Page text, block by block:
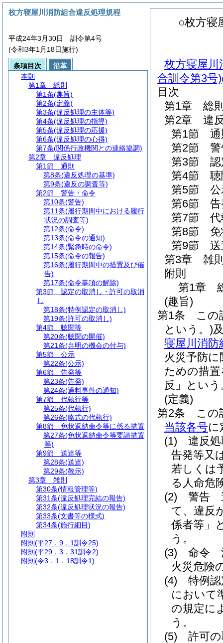
○枚方寝
枚方寝屋川
合訓令第3号)
目次
第1章
総
第2章
違
第1節
第2節
第3節
第4節
第5節
第6節
第7節
第8節
第9節
第3章
雑
附則
第1章
(趣旨)
第1条
この
という。)
寝屋川消防
火災予防
ための措
反」という
(定義)
第2条
この
当該各号に
(1)
違反
告発等又
若しくは
る人命危
(2)
警告
て、違反
係者等」
う。
(3)
命令
火災危険
(4)
特例
において
の規定に
う。
(5)
許可
枚方寝屋川消防組合違反処理規程
平成24年3月30日 訓令第4号
(令和3年1月18日施行)
条項目次
沿革
本則
第1章
総則
第1条(趣旨)
第2条(定義)
第3条(違反処理の主体等)
第4条(違反処理の指導)
第5条(違反処理の応援)
第6条(違反処理の心得)
第7条(関係行政機関との連絡協調)
第2章
違反処理
第1節
通則
第8条(違反処理の基準)
第9条(違反の調査等)
第2節
警告・命令
第10条(警告)
第11条(履行期間中における履行
状況の調査等)
第12条(命令)
第13条(命令の通知)
第14条(緊急時の命令)
第15条(命令の報告)
第16条(履行期間中の措置及び催
告)
第17条(命令事項の解除)
第3節
認定の取消し・許可の取消
し
第18条(特例認定の取消し)
第19条(許可の取消し)
第4節
聴聞等
第20条(聴聞の開催)
第21条(弁明の機会の付与)
第5節
公示
第22条(公示)
第6節
告発等
第23条(告発)
第24条(過料事件の通知)
第7節
代執行等
第25条(代執行)
第26条(略式の代執行)
第8節
免状返納命令等に係る措置
第27条(免状返納命令等要請措置
等)
第9節
送達等
第28条(送達)
第29条(教示)
第3章
雑則
第30条(情報管理等)
第31条(違反処理完結の報告)
第32条(違反処理状況の報告)
第33条(文書等の様式)
第34条(施行細目)
附則
附則 (平27．9．1訓令25)
附則 (平29．3．31訓令2)
附則 (令3．1．18訓令1)